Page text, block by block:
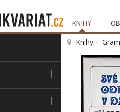
KNIHY
Knihy